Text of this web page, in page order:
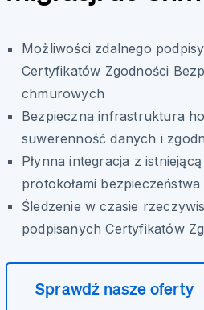
Możliwości zdalnego
Certyfikatów Zgodności
chmurowych
Bezpieczna infrastruktura
suwerenność danych i
Płynna integracja z
protokołami bezpieczeństwa
Śledzenie w czasie
podpisanych Certyfikatów
Sprawdź nasze oferty